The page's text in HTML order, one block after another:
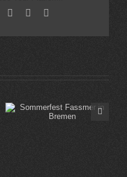
LinkedIn
TumblrPinterest
Sommerfest Edeka